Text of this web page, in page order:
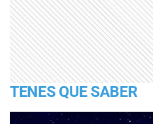
TENES QUE SABER